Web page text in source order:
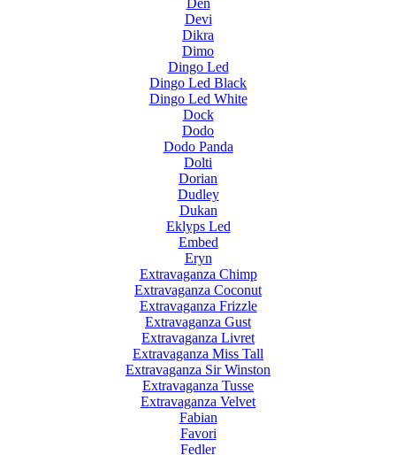
Devi
Dikra
Dimo
Dingo Led
Dingo Led Black
Dingo Led White
Dock
Dodo
Dodo Panda
Dolti
Dorian
Dudley
Dukan
Eklyps Led
Embed
Eryn
Extravaganza Chimp
Extravaganza Coconut
Extravaganza Frizzle
Extravaganza Gust
Extravaganza Livret
Extravaganza Miss Tall
Extravaganza Sir Winston
Extravaganza Tusse
Extravaganza Velvet
Fabian
Favori
Fedler